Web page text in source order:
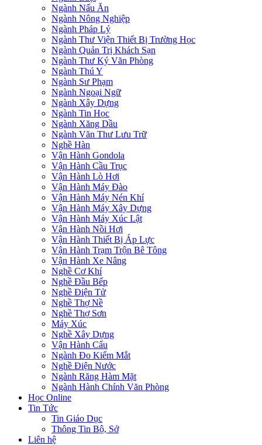
Ngành Nấu Ăn
Ngành Nông Nghiệp
Ngành Pháp Lý
Ngành Thư Viện Thiết Bị Trường Học
Ngành Quản Trị Khách Sạn
Ngành Thư Ký Văn Phòng
Ngành Thú Y
Ngành Sư Phạm
Ngành Ngoại Ngữ
Ngành Xây Dựng
Ngành Tin Học
Ngành Xăng Dầu
Ngành Văn Thư Lưu Trữ
Nghề Hàn
Vận Hành Gondola
Vận Hành Cầu Trục
Vận Hành Lò Hơi
Vận Hành Máy Đào
Vận Hành Máy Nén Khí
Vận Hành Máy Xây Dựng
Vận Hành Máy Xúc Lật
Vận Hành Nồi Hơi
Vận Hành Thiết Bị Áp Lực
Vận Hành Trạm Trộn Bê Tông
Vận Hành Xe Nâng
Nghề Cơ Khí
Nghề Đầu Bếp
Nghề Điện Tử
Nghề Thợ Nề
Nghề Thợ Sơn
Máy Xúc
Nghề Xây Dựng
Vận Hành Cẩu
Ngành Đo Kiểm Mắt
Nghề Điện Nước
Ngành Răng Hàm Mặt
Ngành Hành Chính Văn Phòng
Học Online
Tin Tức
Tin Giáo Dục
Thông Tin Bộ, Sở
Liên hệ